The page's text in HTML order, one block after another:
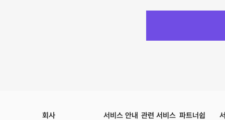
회사 서비스 안내 관련 서비스 파트너쉽